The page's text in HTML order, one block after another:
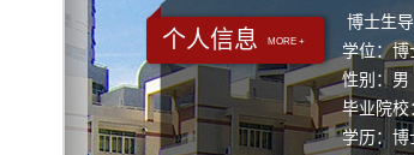
个人信息 MORE +
博士生
学位：博
性别：男
毕业院校
学历：博